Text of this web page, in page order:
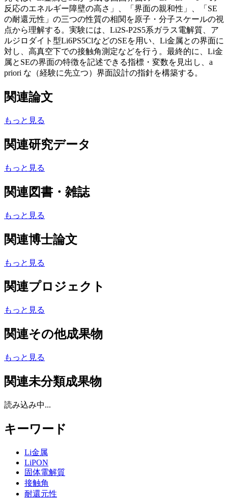
反応のエネルギー障壁の高さ」、「界面の親和性」、「SE
の耐還元性」の三つの性質の相関を原子・分子スケールの視
点から理解する。実験には、Li2S-P2S5系ガラス電解質、ア
ルジロダイト型Li6PS5ClなどのSEを用い、Li金属との界面に
対し、高真空下での接触角測定などを行う。最終的に、Li金
属とSEの界面の特徴を記述できる指標・変数を見出し、a
priori な（経験に先立つ）界面設計の指針を構築する。
関連論文
もっと見る
関連研究データ
もっと見る
関連図書・雑誌
もっと見る
関連博士論文
もっと見る
関連プロジェクト
もっと見る
関連その他成果物
もっと見る
関連未分類成果物
読み込み中...
キーワード
Li金属
LiPON
固体電解質
接触角
耐還元性